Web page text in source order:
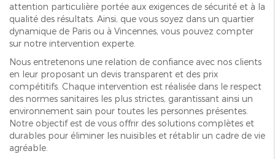
attention particulière portée aux exigences de sécurité et à la
qualité des résultats. Ainsi, que vous soyez dans un quartier
dynamique de Paris ou à Vincennes, vous pouvez compter
sur notre intervention experte.
Nous entretenons une relation de confiance avec nos clients
en leur proposant un devis transparent et des prix
compétitifs. Chaque intervention est réalisée dans le respect
des normes sanitaires les plus strictes, garantissant ainsi un
environnement sain pour toutes les personnes présentes.
Notre objectif est de vous offrir des solutions complètes et
durables pour éliminer les nuisibles et rétablir un cadre de vie
agréable.